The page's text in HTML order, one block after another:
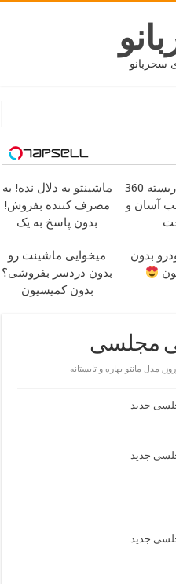
سحربانو
کوتاه و بلند
دوربین مداربسته 360
آسان و
ماشینتو به دلال نده! به
مصرف کننده بفروش!
بدون پاسخ به یک
بدون
میخوایی ماشینت رو
بدون دردسر بفروشی؟
بدون کمیسیون
مجلسی
, مدل مانتو بهاره و تابستانه